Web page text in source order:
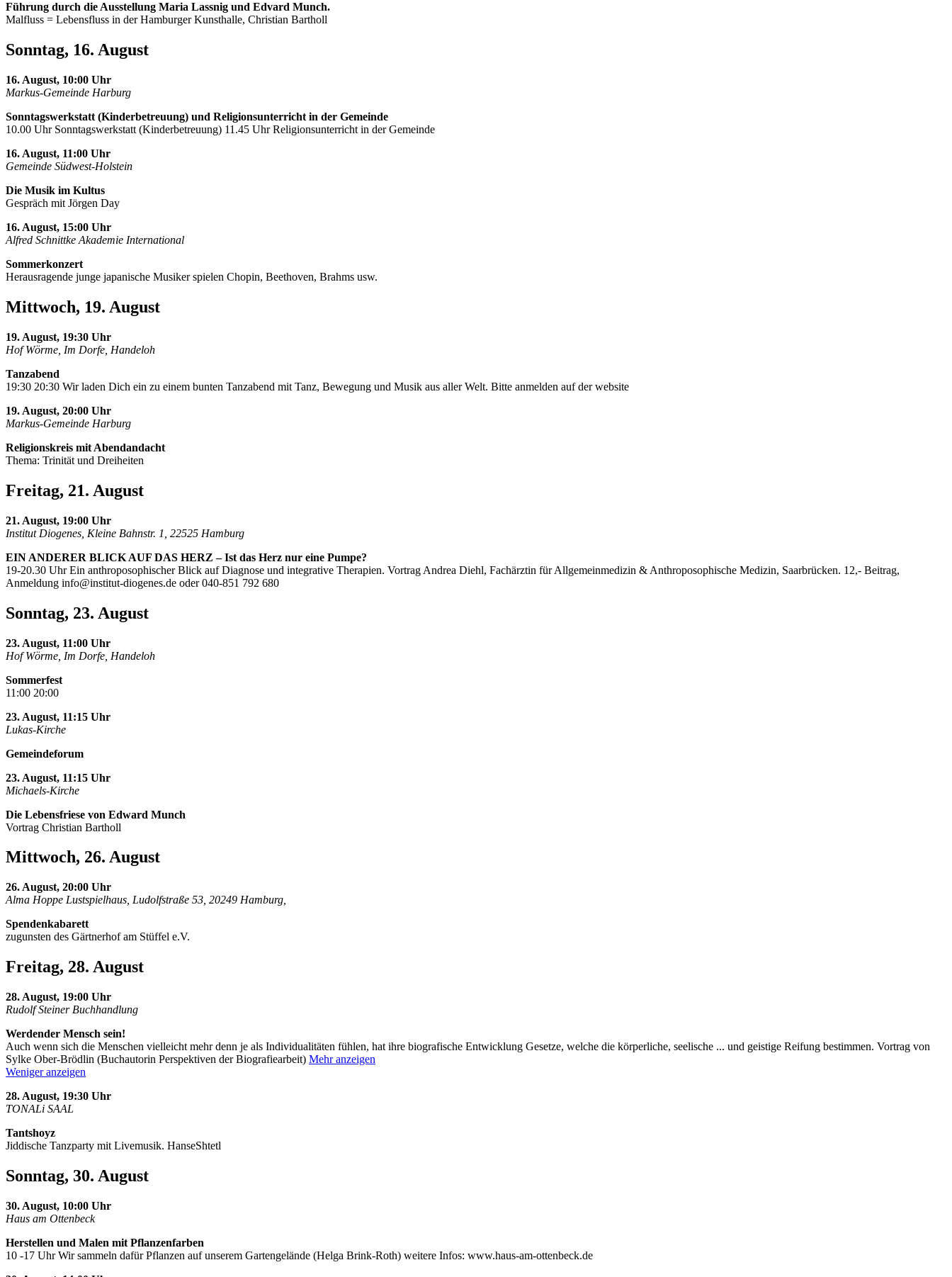
Führung durch die Ausstellung Maria Lassnig und Edvard Munch.
Malfluss = Lebensfluss in der Hamburger Kunsthalle, Christian Bartholl
Sonntag, 16. August
16. August, 10:00 Uhr
Markus-Gemeinde Harburg
Sonntagswerkstatt (Kinderbetreuung) und Religionsunterricht in der Gemeinde
10.00 Uhr Sonntagswerkstatt (Kinderbetreuung) 11.45 Uhr Religionsunterricht in der Gemeinde
16. August, 11:00 Uhr
Gemeinde Südwest-Holstein
Die Musik im Kultus
Gespräch mit Jörgen Day
16. August, 15:00 Uhr
Alfred Schnittke Akademie International
Sommerkonzert
Herausragende junge japanische Musiker spielen Chopin, Beethoven, Brahms usw.
Mittwoch, 19. August
19. August, 19:30 Uhr
Hof Wörme, Im Dorfe, Handeloh
Tanzabend
19:30 20:30 Wir laden Dich ein zu einem bunten Tanzabend mit Tanz, Bewegung und Musik aus aller Welt. Bitte anmelden auf der website
19. August, 20:00 Uhr
Markus-Gemeinde Harburg
Religionskreis mit Abendandacht
Thema: Trinität und Dreiheiten
Freitag, 21. August
21. August, 19:00 Uhr
Institut Diogenes, Kleine Bahnstr. 1, 22525 Hamburg
EIN ANDERER BLICK AUF DAS HERZ – Ist das Herz nur eine Pumpe?
19-20.30 Uhr Ein anthroposophischer Blick auf Diagnose und integrative Therapien. Vortrag Andrea Diehl, Fachärztin für Allgemeinmedizin & Anthroposophische Medizin, Saarbrücken. 12,- Beitrag,
Anmeldung info@institut-diogenes.de oder 040-851 792 680
Sonntag, 23. August
23. August, 11:00 Uhr
Hof Wörme, Im Dorfe, Handeloh
Sommerfest
11:00 20:00
23. August, 11:15 Uhr
Lukas-Kirche
Gemeindeforum
23. August, 11:15 Uhr
Michaels-Kirche
Die Lebensfriese von Edward Munch
Vortrag Christian Bartholl
Mittwoch, 26. August
26. August, 20:00 Uhr
Alma Hoppe Lustspielhaus, Ludolfstraße 53, 20249 Hamburg,
Spendenkabarett
zugunsten des Gärtnerhof am Stüffel e.V.
Freitag, 28. August
28. August, 19:00 Uhr
Rudolf Steiner Buchhandlung
Werdender Mensch sein!
Auch wenn sich die Menschen vielleicht mehr denn je als Individualitäten fühlen, hat ihre biografische Entwicklung Gesetze, welche die körperliche, seelische ... und geistige Reifung bestimmen. Vortrag von
Sylke Ober-Brödlin (Buchautorin Perspektiven der Biografiearbeit) Mehr anzeigen
Weniger anzeigen
28. August, 19:30 Uhr
TONALi SAAL
Tantshoyz
Jiddische Tanzparty mit Livemusik. HanseShtetl
Sonntag, 30. August
30. August, 10:00 Uhr
Haus am Ottenbeck
Herstellen und Malen mit Pflanzenfarben
10 -17 Uhr Wir sammeln dafür Pflanzen auf unserem Gartengelände (Helga Brink-Roth) weitere Infos: www.haus-am-ottenbeck.de